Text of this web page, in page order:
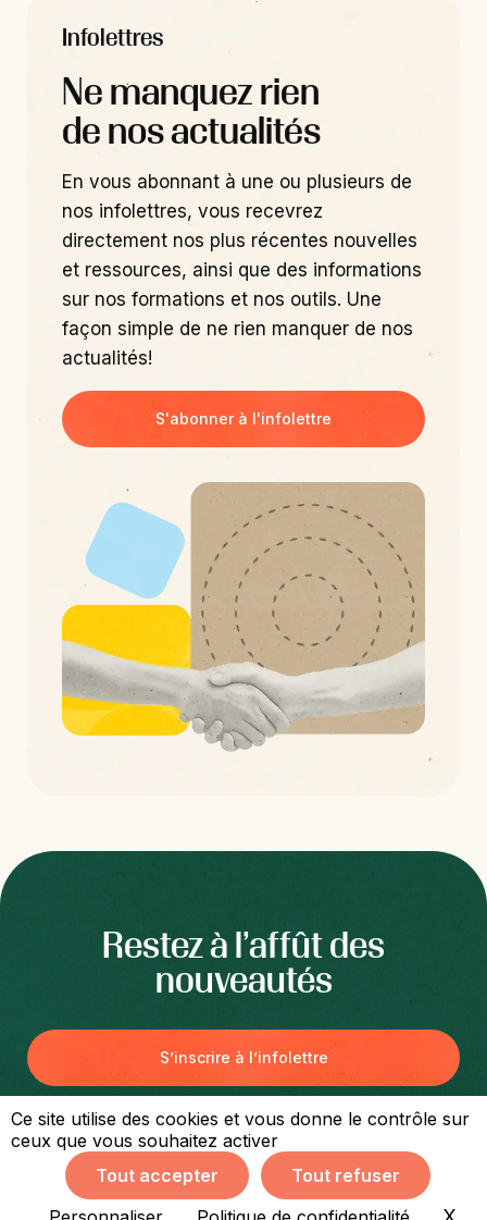
Ce site utilise des cookies et vous donne le contrôle sur
ceux que vous souhaitez activer
Tout accepter
Tout refuser
Infolettres
Ne manquez rien
de nos actualités
En vous abonnant à une ou plusieurs de
nos infolettres, vous recevrez
directement nos plus récentes nouvelles
et ressources, ainsi que des informations
sur nos formations et nos outils. Une
façon simple de ne rien manquer de nos
actualités!
S'abonner à l'infolettre
Restez à l’affût des
nouveautés
S’inscrire à l’infolettre
© CommunAgir - Tous droits réservés 2026 | Conception de site web par
Accessibilité Confidentialité Termes Sitemap